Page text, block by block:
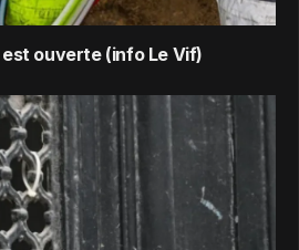
ouverte (info Le Vif)